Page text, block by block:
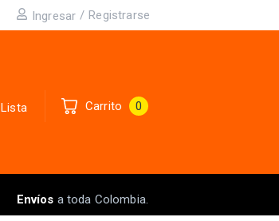
Ingresar / Registrarse
Lista Carrito 0
Envíos a toda Colombia.